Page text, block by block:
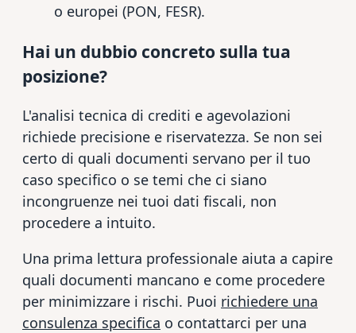
o europei (PON, FESR).
Hai un dubbio concreto sulla tua
posizione?
L'analisi tecnica di crediti e agevolazioni
richiede precisione e riservatezza. Se non sei
certo di quali documenti servano per il tuo
caso specifico o se temi che ci siano
incongruenze nei tuoi dati fiscali, non
procedere a intuito.
Una prima lettura professionale aiuta a capire
quali documenti mancano e come procedere
per minimizzare i rischi. Puoi richiedere una
consulenza specifica o contattarci per una